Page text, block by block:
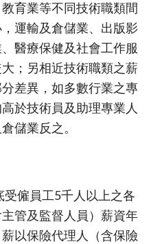
育業等不同技術職類間
運輸及倉儲業、出版影
醫療保健及社會工作服
；另相近技術職類之薪
差異，如多數行業之專
於技術員及助理專業人
儲業反之。
受僱員工5千人以上之各
管及監督人員）薪資年
以保險代理人（含保險